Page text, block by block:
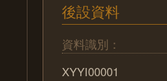
後設資料
資料識別：
XYYI00001